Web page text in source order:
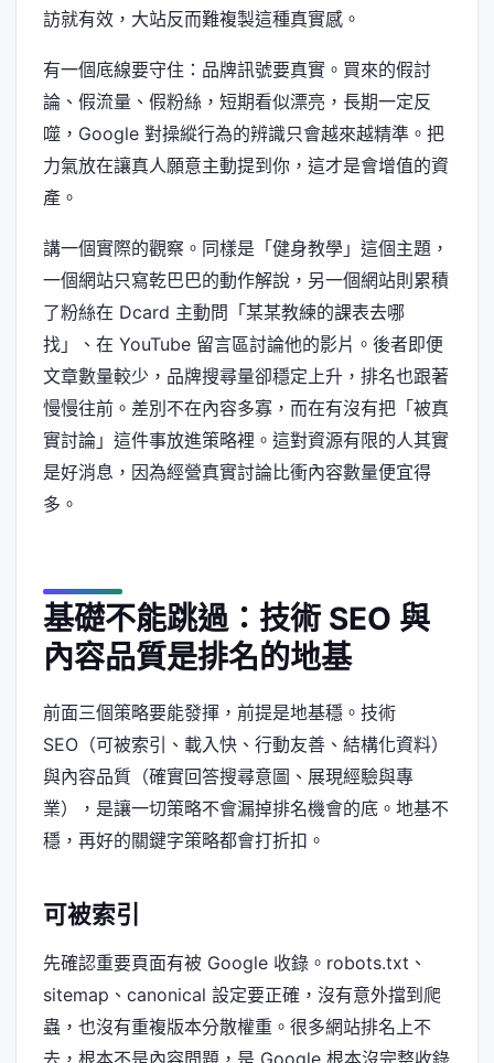
訪就有效，大站反而難複製這種真實感。
有一個底線要守住：品牌訊號要真實。買來的假討
論、假流量、假粉絲，短期看似漂亮，長期一定反
噬，Google 對操縱行為的辨識只會越來越精準。把
力氣放在讓真人願意主動提到你，這才是會增值的資
產。
講一個實際的觀察。同樣是「健身教學」這個主題，
一個網站只寫乾巴巴的動作解說，另一個網站則累積
了粉絲在 Dcard 主動問「某某教練的課表去哪
找」、在 YouTube 留言區討論他的影片。後者即便
文章數量較少，品牌搜尋量卻穩定上升，排名也跟著
慢慢往前。差別不在內容多寡，而在有沒有把「被真
實討論」這件事放進策略裡。這對資源有限的人其實
是好消息，因為經營真實討論比衝內容數量便宜得
多。
基礎不能跳過：技術 SEO 與
內容品質是排名的地基
前面三個策略要能發揮，前提是地基穩。技術
SEO（可被索引、載入快、行動友善、結構化資料）
與內容品質（確實回答搜尋意圖、展現經驗與專
業），是讓一切策略不會漏掉排名機會的底。地基不
穩，再好的關鍵字策略都會打折扣。
可被索引
先確認重要頁面有被 Google 收錄。robots.txt、
sitemap、canonical 設定要正確，沒有意外擋到爬
蟲，也沒有重複版本分散權重。很多網站排名上不
去，根本不是內容問題，是 Google 根本沒完整收錄